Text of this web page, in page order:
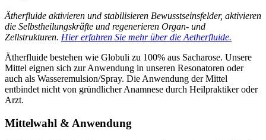
Ätherfluide aktivieren und stabilisieren Bewusstseinsfelder, aktivieren
die Selbstheilungskräfte und regenerieren Organ- und
Zellstrukturen. Hier erfahren Sie mehr über die Aetherfluide.
Ätherfluide bestehen wie Globuli zu 100% aus Sacharose. Unsere
Mittel eignen sich zur Anwendung in unseren Resonatoren oder
auch als Wasseremulsion/Spray. Die Anwendung der Mittel
entbindet nicht von gründlicher Anamnese durch Heilpraktiker oder
Arzt.
Mittelwahl & Anwendung